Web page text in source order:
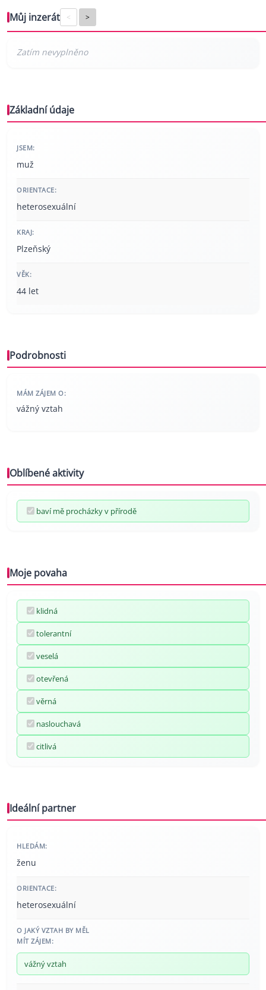
Můj inzerát < >
Základní údaje
JSEM:
muž
ORIENTACE:
heterosexuální
KRAJ:
Plzeňský
VĚK:
44 let
Podrobnosti
MÁM ZÁJEM O:
vážný vztah
Oblíbené aktivity
baví mě procházky v přírodě
Moje povaha
klidná
tolerantní
veselá
otevřená
věrná
naslouchavá
citlivá
Ideální partner
HLEDÁM:
ženu
ORIENTACE:
heterosexuální
O JAKÝ VZTAH BY MĚL
MÍT ZÁJEM:
vážný vztah